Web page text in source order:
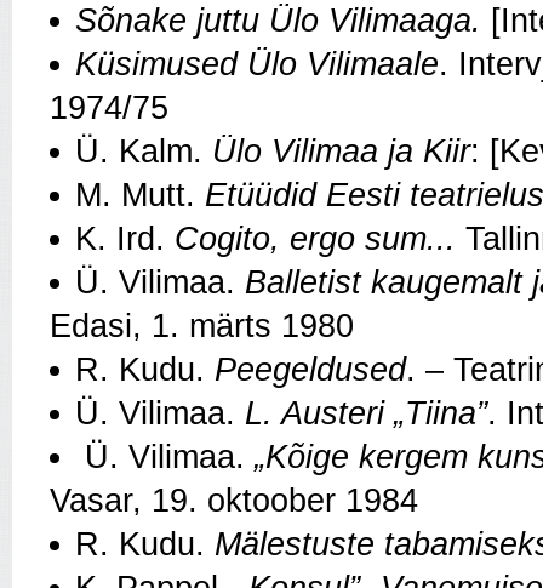
Sõnake juttu Ülo Vilimaaga.
Küsimused Ülo Vilimaale.
1974/75
Ü. Kalm. Ülo Vilimaa ja Kiir:
M. Mutt. Etüüdid Eesti
K. Ird. Cogito, ergo sum...
Ü. Vilimaa. Balletist kaugemalt
Edasi, 1. märts 1980
R. Kudu. Peegeldused. –
Ü. Vilimaa. L. Austeri „Tiina”.
Ü. Vilimaa. „Kõige kergem
Vasar, 19. oktoober 1984
R. Kudu. Mälestuste